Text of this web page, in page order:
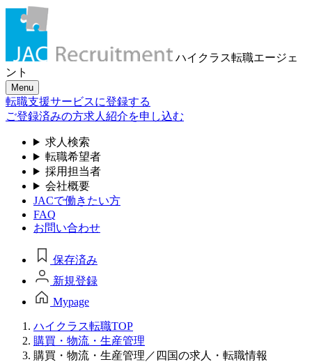
ハイクラス転職エージェ
ント
Menu
転職支援サービスに登録する
ご登録済みの方求人紹介を申し込む
求人検索
転職希望者
採用担当者
会社概要
JACで働きたい方
FAQ
お問い合わせ
保存済み
新規登録
Mypage
ハイクラス転職TOP
購買・物流・生産管理
購買・物流・生産管理／四国の求人・転職情報